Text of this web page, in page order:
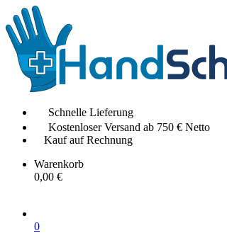
Schnelle Lieferung
Kostenloser Versand ab 750 € Netto
Kauf auf Rechnung
Warenkorb
0,00 €
0